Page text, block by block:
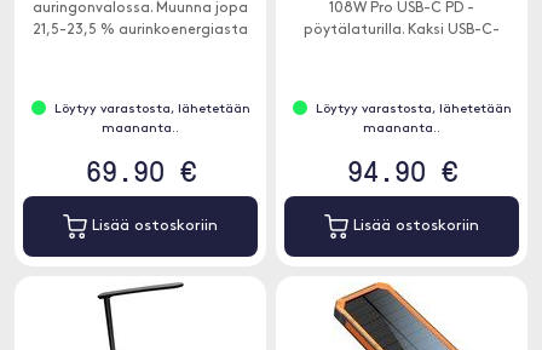
auringonvalossa. Muunna jopa
21,5-23,5 % aurinkoenergiasta
Löytyy varastosta, lähetetään
maananta..
69.90 €
Lisää ostoskoriin
108W Pro USB-C PD -
pöytälaturilla. Kaksi USB-C-
nopeudella - ilman virranjakoa.
Löytyy varastosta, lähetetään
maananta..
94.90 €
Lisää ostoskoriin